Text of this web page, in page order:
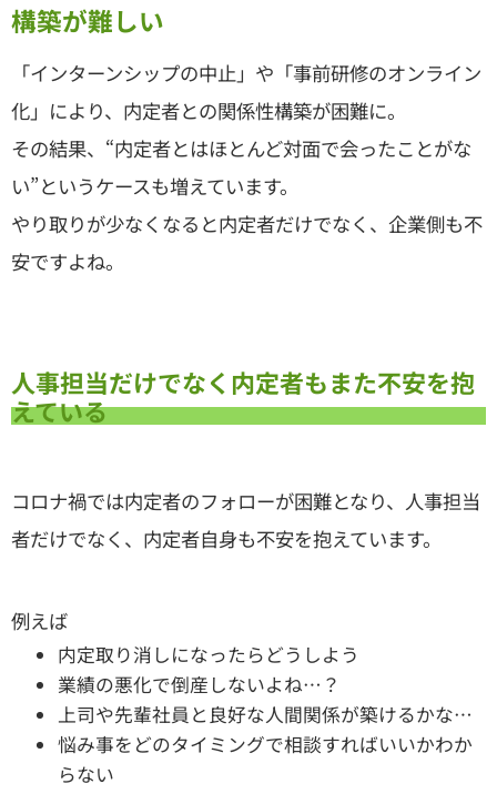
構築が難しい
「インターンシップの中止」や「事前研修のオンライン
化」により、内定者との関係性構築が困難に。
その結果、“内定者とはほとんど対面で会ったことがな
い”というケースも増えています。
やり取りが少なくなると内定者だけでなく、企業側も不
安ですよね。
人事担当だけでなく内定者もまた不安を抱
えている
コロナ禍では内定者のフォローが困難となり、人事担当
者だけでなく、内定者自身も不安を抱えています。
例えば
内定取り消しになったらどうしよう
業績の悪化で倒産しないよね…？
上司や先輩社員と良好な人間関係が築けるかな…
悩み事をどのタイミングで相談すればいいかわか
らない